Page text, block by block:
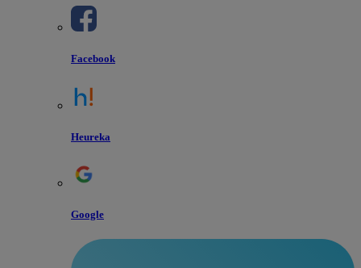
Facebook
Heureka
Google